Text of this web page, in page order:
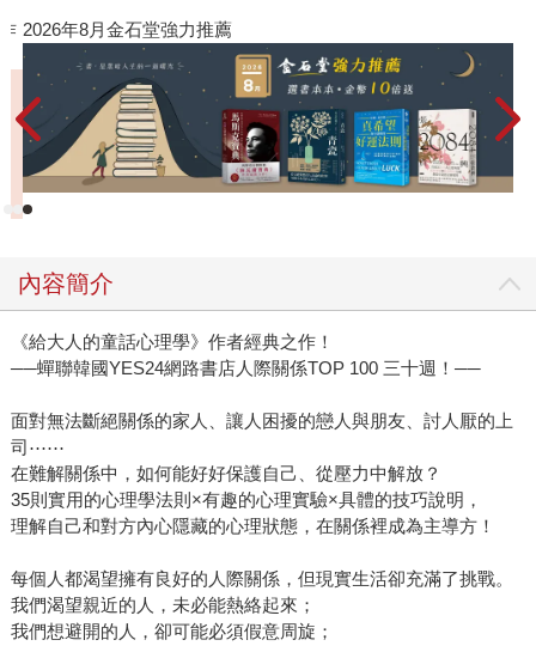
2026年8月金石堂強力推薦
內容簡介
《給大人的童話心理學》作者經典之作！
──蟬聯韓國YES24網路書店人際關係TOP 100 三十週！──
面對無法斷絕關係的家人、讓人困擾的戀人與朋友、討人厭的上
司⋯⋯
在難解關係中，如何能好好保護自己、從壓力中解放？
35則實用的心理學法則×有趣的心理實驗×具體的技巧說明，
理解自己和對方內心隱藏的心理狀態，在關係裡成為主導方！
每個人都渴望擁有良好的人際關係，但現實生活卻充滿了挑戰。
我們渴望親近的人，未必能熱絡起來；
我們想避開的人，卻可能必須假意周旋；